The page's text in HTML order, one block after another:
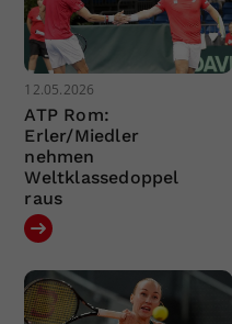
12.05.2026
ATP Rom:
Erler/Miedler
nehmen
Weltklassedoppel
raus